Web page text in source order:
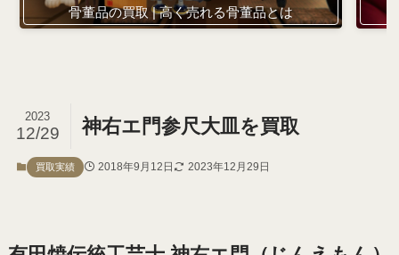
骨董品の買取 | 高く売れる骨董品とは
神右エ門参尺大皿を買取
2023
12/29
買取実績 2018年9月12日 2023年12月29日